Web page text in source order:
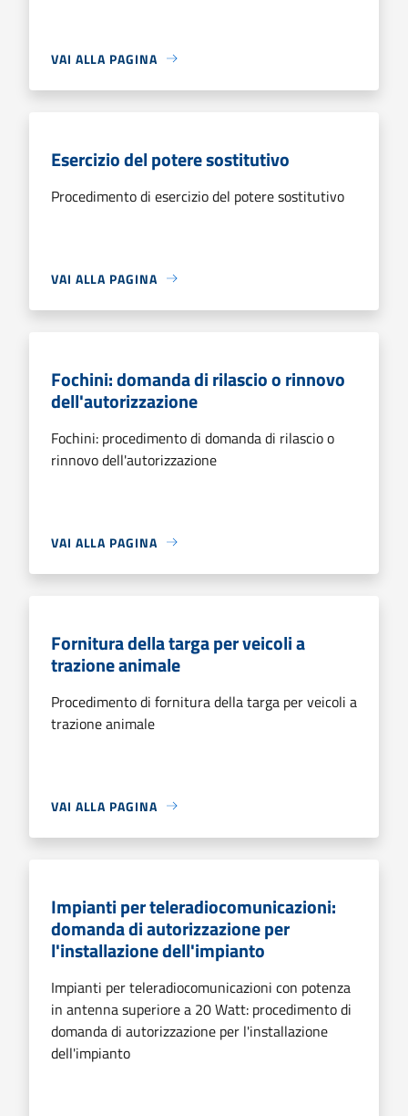
VAI ALLA PAGINA
Esercizio del potere sostitutivo
Procedimento di esercizio del potere sostitutivo
VAI ALLA PAGINA
Fochini: domanda di rilascio o rinnovo
dell'autorizzazione
Fochini: procedimento di domanda di rilascio o
rinnovo dell'autorizzazione
VAI ALLA PAGINA
Fornitura della targa per veicoli a
trazione animale
Procedimento di fornitura della targa per veicoli a
trazione animale
VAI ALLA PAGINA
Impianti per teleradiocomunicazioni:
domanda di autorizzazione per
l'installazione dell'impianto
Impianti per teleradiocomunicazioni con potenza
in antenna superiore a 20 Watt: procedimento di
domanda di autorizzazione per l'installazione
dell'impianto